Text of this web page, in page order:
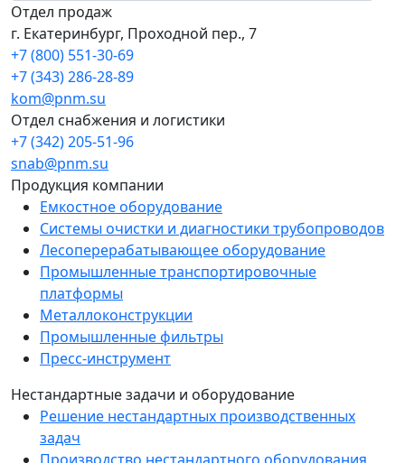
Отдел продаж
г. Екатеринбург, Проходной пер., 7
+7 (800) 551-30-69
+7 (343) 286-28-89
kom@pnm.su
Отдел снабжения и логистики
+7 (342) 205-51-96
snab@pnm.su
Продукция компании
Емкостное оборудование
Системы очистки и диагностики трубопроводов
Лесоперерабатывающее оборудование
Промышленные транспортировочные
платформы
Металлоконструкции
Промышленные фильтры
Пресс-инструмент
Нестандартные задачи и оборудование
Решение нестандартных производственных
задач